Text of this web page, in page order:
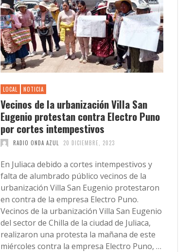
LOCAL NOTICIA
Vecinos de la urbanización Villa San
Eugenio protestan contra Electro Puno
por cortes intempestivos
RADIO ONDA AZUL 20 DICIEMBRE, 2023
En Juliaca debido a cortes intempestivos y
falta de alumbrado público vecinos de la
urbanización Villa San Eugenio protestaron
en contra de la empresa Electro Puno.
Vecinos de la urbanización Villa San Eugenio
del sector de Chilla de la ciudad de Juliaca,
realizaron una protesta la mañana de este
miércoles contra la empresa Electro Puno, …